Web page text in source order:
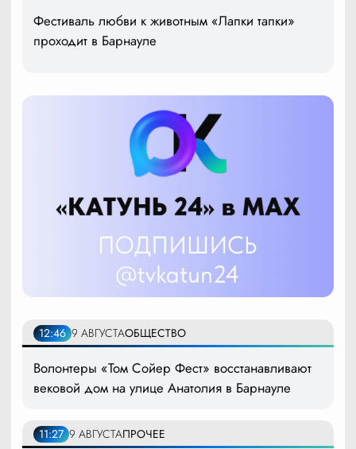
Фестиваль любви к животным «Лапки тапки»
проходит в Барнауле
12:46 9 АВГУСТАОБЩЕСТВО
Волонтеры «Том Сойер Фест» восстанавливают
вековой дом на улице Анатолия в Барнауле
11:27 9 АВГУСТАПРОЧЕЕ